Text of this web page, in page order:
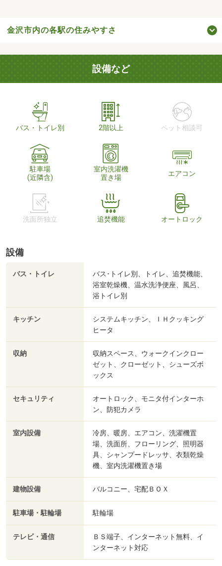
金沢市内の各駅の住みやすさ
設備など
バス・トイレ別 2階以上 ペット相談可
駐車場
(近隣含)
室内洗濯機
置き場
エアコン
洗面所独立 追焚機能 オートロック
設備
バス・トイレ
バス･トイレ別、トイレ、追焚機能、
浴室乾燥機、温水洗浄便座、風呂、
浴トイレ別
キッチン
システムキッチン、ＩＨクッキング
ヒータ
収納
収納スペース、ウォークインクロー
ゼット、クローゼット、シューズボ
ックス
セキュリティ
オートロック、モニタ付インターホ
ン、防犯カメラ
室内設備
冷房、暖房、エアコン、洗濯機置
場、洗面所、フローリング、照明器
具、シャンプードレッサ、衣類乾燥
機、室内洗濯機置き場
建物設備 バルコニー、宅配ＢＯＸ
駐車場・駐輪場 駐輪場
テレビ・通信
ＢＳ端子、インターネット無料、イ
ンターネット対応